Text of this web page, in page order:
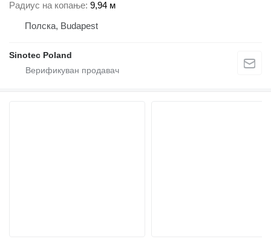
Радиус на копање 9,94 м
Полска, Budapest
Sinotec Poland